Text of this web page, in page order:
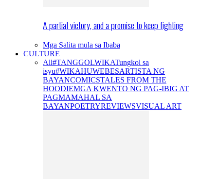
A partial victory, and a promise to keep fighting
Mga Salita mula sa Ibaba
CULTURE
All#TANGGOLWIKATungkol sa
isyu#WIKAHUWEBESARTISTA NG
BAYANCOMICSTALES FROM THE
HOODIEMGA KWENTO NG PAG-IBIG AT
PAGMAMAHAL SA
BAYANPOETRYREVIEWSVISUAL ART